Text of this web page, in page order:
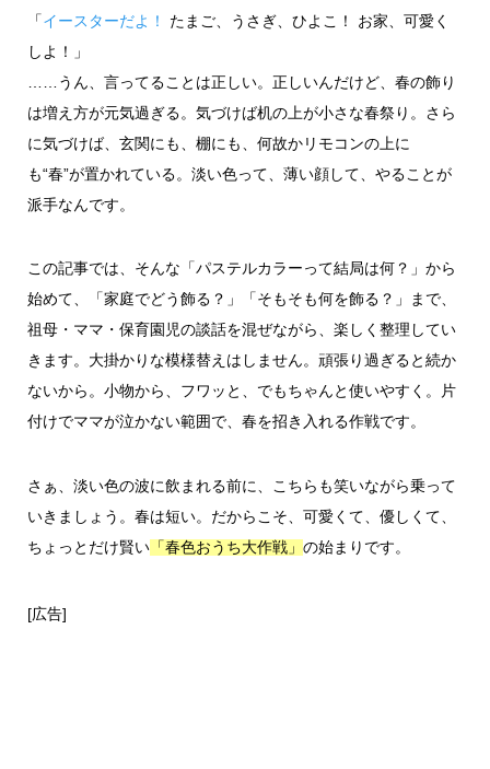
「イースターだよ！
たまご、うさぎ、ひよこ！ お家、可愛く
しよ！」
……うん、言ってることは正しい。正しいんだけど、春の飾り
は増え方が元気過ぎる。気づけば机の上が小さな春祭り。さら
に気づけば、玄関にも、棚にも、何故かリモコンの上に
も“春”が置かれている。淡い色って、薄い顔して、やることが
派手なんです。
この記事では、そんな「パステルカラーって結局は何？」から
始めて、「家庭でどう飾る？」「そもそも何を飾る？」まで、
祖母・ママ・保育園児の談話を混ぜながら、楽しく整理してい
きます。大掛かりな模様替えはしません。頑張り過ぎると続か
ないから。小物から、フワッと、でもちゃんと使いやすく。片
付けでママが泣かない範囲で、春を招き入れる作戦です。
さぁ、淡い色の波に飲まれる前に、こちらも笑いながら乗って
いきましょう。春は短い。だからこそ、可愛くて、優しくて、
ちょっとだけ賢い「春色おうち大作戦」 の始まりです。
[広告]